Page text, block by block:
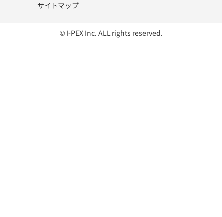
サイトマップ
© I-PEX Inc. ALL rights reserved.